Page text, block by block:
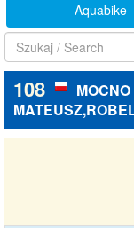
Aquabike
108